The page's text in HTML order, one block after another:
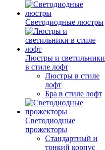
Светодиодные люстры
Люстры и светильники
в стиле лофт
Люстры в стиле
лофт
Бра в стиле лофт
Светодиодные
прожекторы
Стандартный и
тонкий корпус